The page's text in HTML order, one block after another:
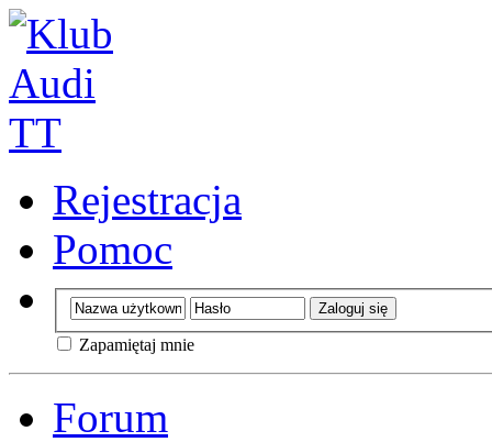
Rejestracja
Pomoc
Zapamiętaj mnie
Forum